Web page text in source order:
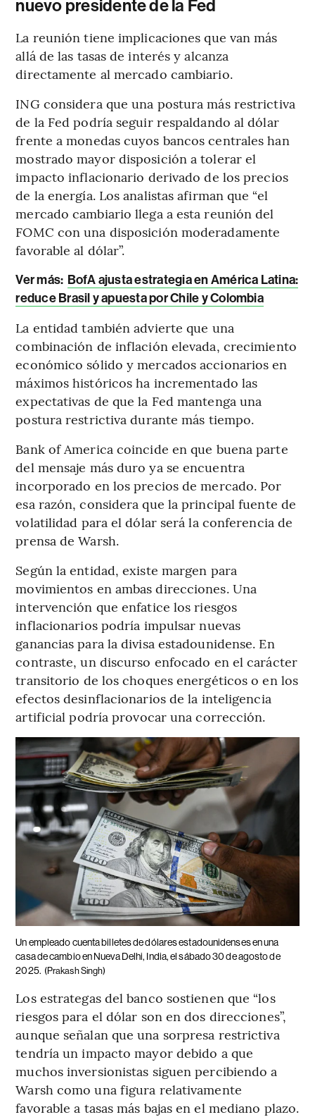
nuevo presidente de la Fed
La reunión tiene implicaciones que van más
allá de las tasas de interés y alcanza
directamente al mercado cambiario.
ING considera que una postura más restrictiva
de la Fed podría seguir respaldando al dólar
frente a monedas cuyos bancos centrales han
mostrado mayor disposición a tolerar el
impacto inflacionario derivado de los precios
de la energía. Los analistas afirman que “el
mercado cambiario llega a esta reunión del
FOMC con una disposición moderadamente
favorable al dólar”.
Ver más: BofA ajusta estrategia en América Latina:
reduce Brasil y apuesta por Chile y Colombia
La entidad también advierte que una
combinación de inflación elevada, crecimiento
económico sólido y mercados accionarios en
máximos históricos ha incrementado las
expectativas de que la Fed mantenga una
postura restrictiva durante más tiempo.
Bank of America coincide en que buena parte
del mensaje más duro ya se encuentra
incorporado en los precios de mercado. Por
esa razón, considera que la principal fuente de
volatilidad para el dólar será la conferencia de
prensa de Warsh.
Según la entidad, existe margen para
movimientos en ambas direcciones. Una
intervención que enfatice los riesgos
inflacionarios podría impulsar nuevas
ganancias para la divisa estadounidense. En
contraste, un discurso enfocado en el carácter
transitorio de los choques energéticos o en los
efectos desinflacionarios de la inteligencia
artificial podría provocar una corrección.
Un empleado cuenta billetes de dólares estadounidenses en una
casa de cambio en Nueva Delhi, India, el sábado 30 de agosto de
2025. (Prakash Singh)
Los estrategas del banco sostienen que “los
riesgos para el dólar son en dos direcciones”,
aunque señalan que una sorpresa restrictiva
tendría un impacto mayor debido a que
muchos inversionistas siguen percibiendo a
Warsh como una figura relativamente
favorable a tasas más bajas en el mediano plazo.